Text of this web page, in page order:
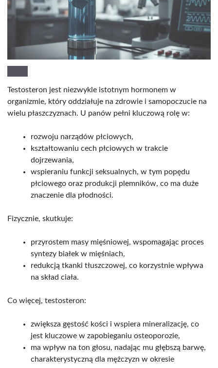
Testosteron jest niezwykle istotnym hormonem w
organizmie, który oddziałuje na zdrowie i samopoczucie na
wielu płaszczyznach. U panów pełni kluczową rolę w:
rozwoju narządów płciowych,
kształtowaniu cech płciowych w trakcie
dojrzewania,
wspieraniu funkcji seksualnych, w tym popędu
płciowego oraz produkcji plemników, co ma duże
znaczenie dla płodności.
Fizycznie, skutkuje:
przyrostem masy mięśniowej, wspomagając proces
syntezy białek w mięśniach,
redukcją tkanki tłuszczowej, co korzystnie wpływa
na skład ciała.
Co więcej, testosteron:
zwiększa gęstość kości i wspiera mineralizację, co
jest kluczowe w zapobieganiu osteoporozie,
ma wpływ na ton głosu, nadając mu głębszą barwę,
charakterystyczną dla mężczyzn w okresie